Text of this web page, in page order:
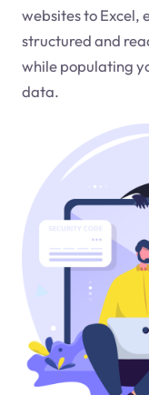
websites to Excel,
structured and
while populating
data.